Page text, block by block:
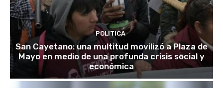
POLITICA
San Cayetano: una multitud movilizó a Plaza de
Mayo en medio de una profunda crisis social y
económica